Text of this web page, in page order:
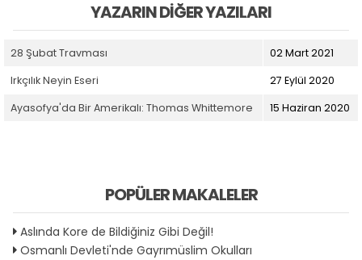
YAZARIN DIĞER YAZILARI
28 Şubat Travması
02 Mart 2021
Irkçılık Neyin Eseri
27 Eylül 2020
Ayasofya'da Bir Amerikalı: Thomas Whittemore
15 Haziran 2020
POPÜLER MAKALELER
Aslında Kore de Bildiğiniz Gibi Değil!
Osmanlı Devleti'nde Gayrımüslim Okulları